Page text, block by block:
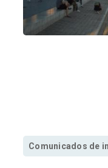
Comunicados de